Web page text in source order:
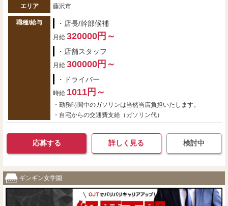
エリア 藤沢市
職種/給与 ・店長/幹部候補
月給 320000円～
・店舗スタッフ
月給 300000円～
・ドライバー
時給 1011円～
・勤務時間中のガソリンは当然当店負担いたします。
・自宅からの交通費支給（ガソリン代）
応募する 詳しく見る 検討中
ギンギン女学園